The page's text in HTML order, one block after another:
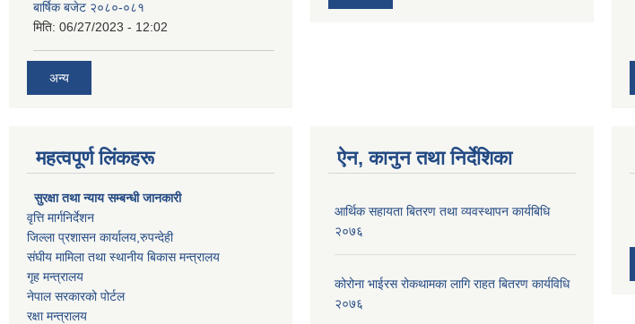
बार्षिक बजेट २०८०-०८१
मिति: 06/27/2023 - 12:02
अन्य
महत्वपूर्ण लिंकहरू
सुरक्षा तथा न्याय सम्बन्धी जानकारी
वृत्ति मार्गनिर्देशन
जिल्ला प्रशासन कार्यालय,रुपन्देही
संघीय मामिला तथा स्थानीय बिकास मन्त्रालय
गृह मन्त्रालय
नेपाल सरकारको पोर्टल
रक्षा मन्त्रालय
ऐन, कानुन तथा निर्देशिका
आर्थिक सहायता बितरण तथा व्यवस्थापन कार्यबिधि
२०७६
कोरोना भाईरस रोकथामका लागि राहत बितरण कार्यविधि
२०७६